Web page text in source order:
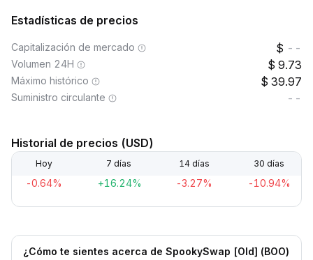
Estadísticas de precios
Capitalización de mercado --
Volumen 24H 9.73
Máximo histórico 39.97
Suministro circulante --
Historial de precios (USD)
Hoy 7 días 14 días 30 días
-0.64% +16.24% -3.27% -10.94%
¿Cómo te sientes acerca de SpookySwap [Old] (BOO)